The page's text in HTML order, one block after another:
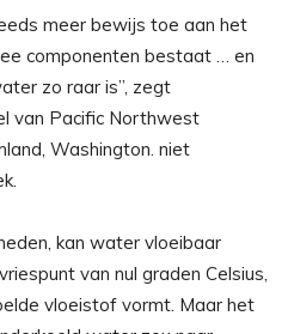
meer bewijs toe aan het
componenten bestaat … en
zo raar is”, zegt
van Pacific Northwest
Washington. niet
kan water vloeibaar
van nul graden Celsius,
vloeistof vormt. Maar het